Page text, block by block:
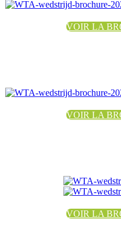
VOIR LA
VOIR LA
VOIR LA